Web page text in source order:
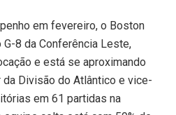
em fevereiro, o Boston
8 da Conferência Leste,
e está se aproximando
Divisão do Atlântico e vice-
em 61 partidas na